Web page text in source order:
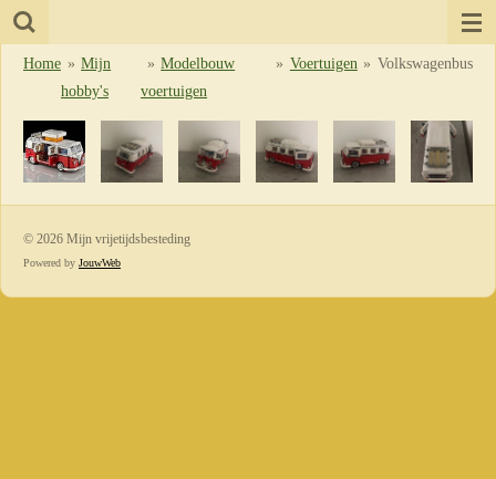
Ga
hoofdinhoud
Home » Mijn
hobby's
» Modelbouw
voertuigen
» Voertuigen » Volkswagenbus
© 2026 Mijn vrijetijdsbesteding
Powered by JouwWeb